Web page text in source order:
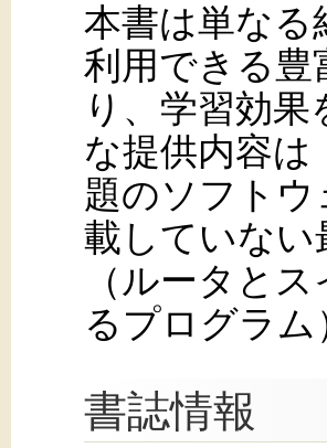
本書は単なる
利用できる
り、学習効
な提供内容は
題のソフトウ
載していない
（ルータと
るプログラム
書誌情報